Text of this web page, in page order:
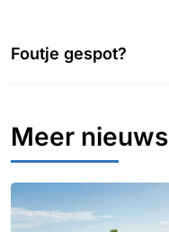
Foutje gespot?
Meer nieuws